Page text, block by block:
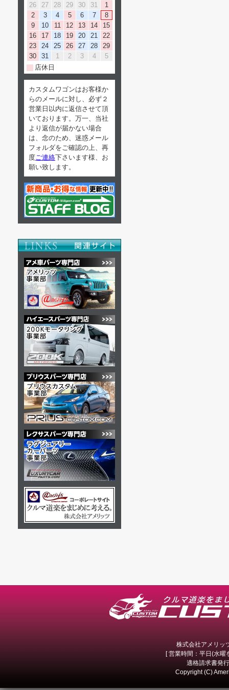
26
27 28 29 30 31
1
2
3 4 5 6 7
8
9
10 11 12 13 14
15
16
17 18 19 20 21
22
23
24 25 26 27 28
29
30
31 1 2 3 4
5
店休日
カスタムワゴンはお客様か
らのメールに対し、必ず２
営業日以内に返信させて頂
いております。万一、当社
より返信が届かない場合
は、念のため、迷惑メール
フォルダをご確認の上、再
度 ご連絡下さいます様、お
願い致します。
株式会社アメリ
[ 営業時間：平日(水
適格請求書発
Copyright (C)